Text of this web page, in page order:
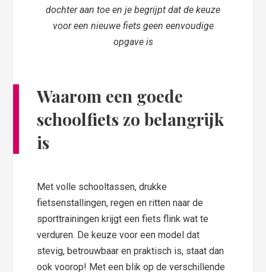
dochter aan toe en je begrijpt dat de keuze
voor een nieuwe fiets geen eenvoudige
opgave is
Waarom een goede
schoolfiets zo belangrijk
is
Met volle schooltassen, drukke
fietsenstallingen, regen en ritten naar de
sporttrainingen krijgt een fiets flink wat te
verduren. De keuze voor een model dat
stevig, betrouwbaar en praktisch is, staat dan
ook voorop! Met een blik op de verschillende